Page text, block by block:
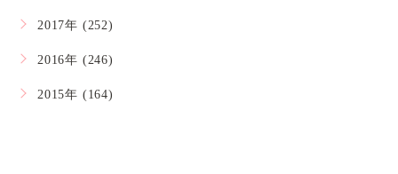
2017年 (252)
2016年 (246)
2015年 (164)